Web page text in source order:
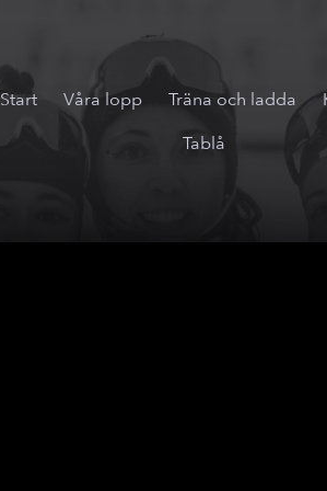
Start Våra lopp Träna och ladda
Tablå